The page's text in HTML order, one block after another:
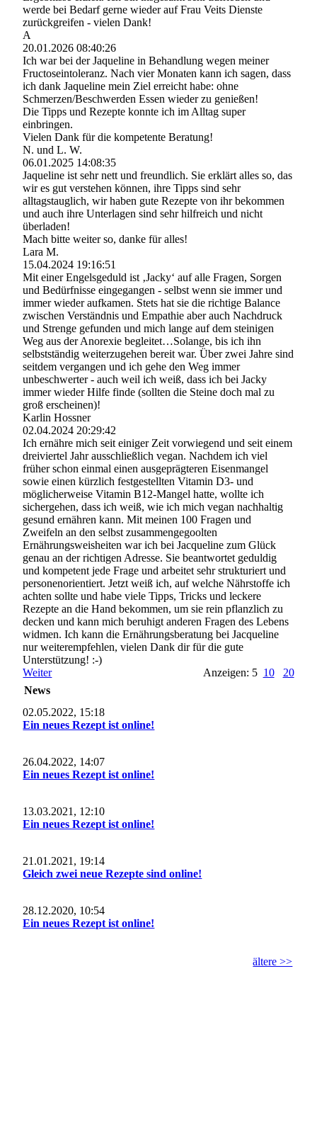
werde bei Bedarf gerne wieder auf Frau Veits Dienste
zurückgreifen - vielen Dank!
A
20.01.2026 08:40:26
Ich war bei der Jaqueline in Behandlung wegen meiner
Fructoseintoleranz. Nach vier Monaten kann ich sagen, dass
ich dank Jaqueline mein Ziel erreicht habe: ohne
Schmerzen/Beschwerden Essen wieder zu genießen!
Die Tipps und Rezepte konnte ich im Alltag super
einbringen.
Vielen Dank für die kompetente Beratung!
N. und L. W.
06.01.2025 14:08:35
Jaqueline ist sehr nett und freundlich. Sie erklärt alles so, das
wir es gut verstehen können, ihre Tipps sind sehr
alltagstauglich, wir haben gute Rezepte von ihr bekommen
und auch ihre Unterlagen sind sehr hilfreich und nicht
überladen!
Mach bitte weiter so, danke für alles!
Lara M.
15.04.2024 19:16:51
Mit einer Engelsgeduld ist ‚Jacky‘ auf alle Fragen, Sorgen
und Bedürfnisse eingegangen - selbst wenn sie immer und
immer wieder aufkamen. Stets hat sie die richtige Balance
zwischen Verständnis und Empathie aber auch Nachdruck
und Strenge gefunden und mich lange auf dem steinigen
Weg aus der Anorexie begleitet…Solange, bis ich ihn
selbstständig weiterzugehen bereit war. Über zwei Jahre sind
seitdem vergangen und ich gehe den Weg immer
unbeschwerter - auch weil ich weiß, dass ich bei Jacky
immer wieder Hilfe finde (sollten die Steine doch mal zu
groß erscheinen)!
Karlin Hossner
02.04.2024 20:29:42
Ich ernähre mich seit einiger Zeit vorwiegend und seit einem
dreiviertel Jahr ausschließlich vegan. Nachdem ich viel
früher schon einmal einen ausgeprägteren Eisenmangel
sowie einen kürzlich festgestellten Vitamin D3- und
möglicherweise Vitamin B12-Mangel hatte, wollte ich
sichergehen, dass ich weiß, wie ich mich vegan nachhaltig
gesund ernähren kann. Mit meinen 100 Fragen und
Zweifeln an den selbst zusammengegoolten
Ernährungsweisheiten war ich bei Jacqueline zum Glück
genau an der richtigen Adresse. Sie beantwortet geduldig
und kompetent jede Frage und arbeitet sehr strukturiert und
personenorientiert. Jetzt weiß ich, auf welche Nährstoffe ich
achten sollte und habe viele Tipps, Tricks und leckere
Rezepte an die Hand bekommen, um sie rein pflanzlich zu
decken und kann mich beruhigt anderen Fragen des Lebens
widmen. Ich kann die Ernährungsberatung bei Jacqueline
nur weiterempfehlen, vielen Dank dir für die gute
Unterstützung! :-)
Weiter
Anzeigen: 5 10
20
News
02.05.2022, 15:18
Ein neues Rezept ist online!
26.04.2022, 14:07
Ein neues Rezept ist online!
13.03.2021, 12:10
Ein neues Rezept ist online!
21.01.2021, 19:14
Gleich zwei neue Rezepte sind online!
28.12.2020, 10:54
Ein neues Rezept ist online!
ältere >>